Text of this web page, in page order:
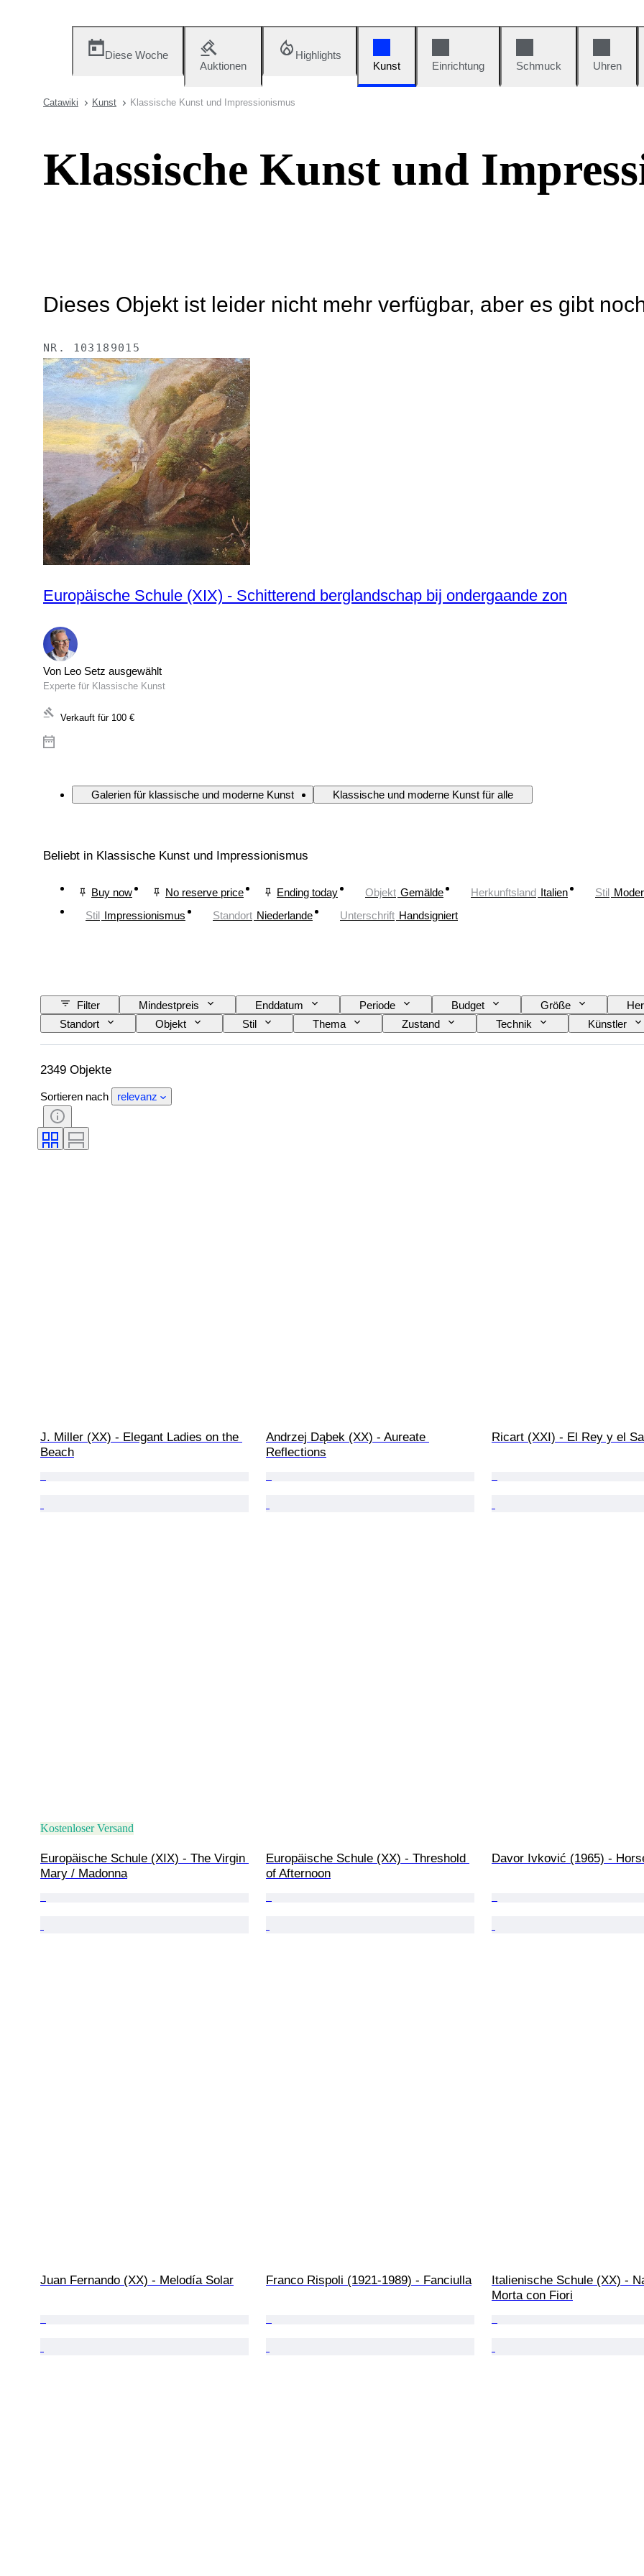
Diese Woche
Auktionen
Highlights
Kunst
Einrichtung Schmuck Uhren
Catawiki Kunst Klassische Kunst und Impressionismus
Klassische Kunst und
Dieses Objekt ist leider nicht mehr verfügbar, aber es gibt
NR. 103189015
Europäische Schule (XIX) - Schitterend berglandschap bij ondergaande zon
Von Leo Setz ausgewählt
Experte für Klassische Kunst
Verkauft für 100 €
Galerien für klassische und moderne Kunst Klassische und moderne Kunst für alle
Beliebt in Klassische Kunst und Impressionismus
Buy now No reserve price Ending today Objekt Gemälde Herkunftsland Italien Stil
Stil Impressionismus Standort Niederlande Unterschrift Handsigniert
Filter Mindestpreis Enddatum Periode Budget Größe
Standort
Objekt Stil Thema Zustand Technik Künstler
2349 Objekte
Sortieren nach relevanz
J. Miller (XX) - Elegant Ladies on the
Beach
Andrzej Dąbek (XX) - Aureate
Reflections
Ricart (XXI) - El Rey y el
Kostenloser Versand
Europäische Schule (XIX) - The Virgin
Mary / Madonna
Europäische Schule (XX) - Threshold
of Afternoon
Davor Ivković (1965) -
Juan Fernando (XX) - Melodía Solar Franco Rispoli (1921-1989) - Fanciulla
Italienische Schule (XX) -
Morta con Fiori